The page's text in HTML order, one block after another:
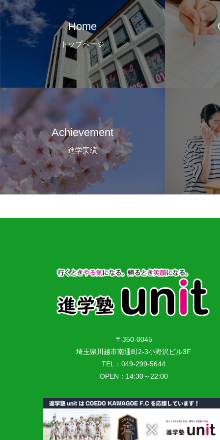
Home
トップページ
Achievement
進学実績
〒350-0045
埼玉県川越市南通町2-3小野沢ビル3F
TEL：049-299-5644
OPEN：14:30～22:00